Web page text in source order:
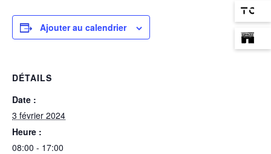
Ajouter au calendrier
DÉTAILS
Date :
3 février 2024
Heure :
08:00 - 17:00